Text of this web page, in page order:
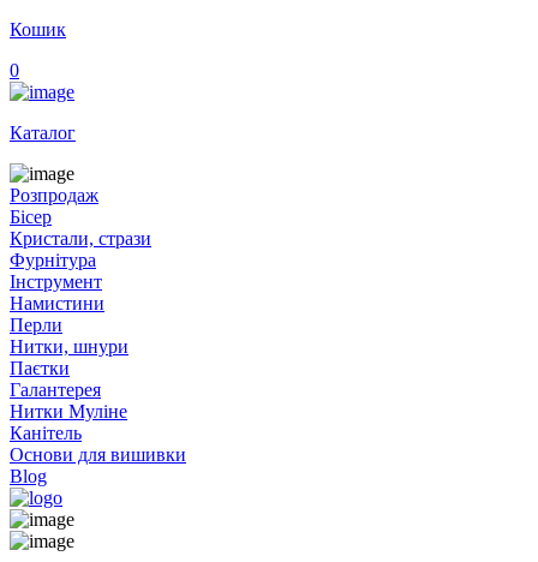
Кошик
0
Каталог
Розпродаж
Бісер
Кристали, стрази
Фурнітура
Інструмент
Намистини
Перли
Нитки, шнури
Паєтки
Галантерея
Нитки Муліне
Канітель
Основи для вишивки
Blog